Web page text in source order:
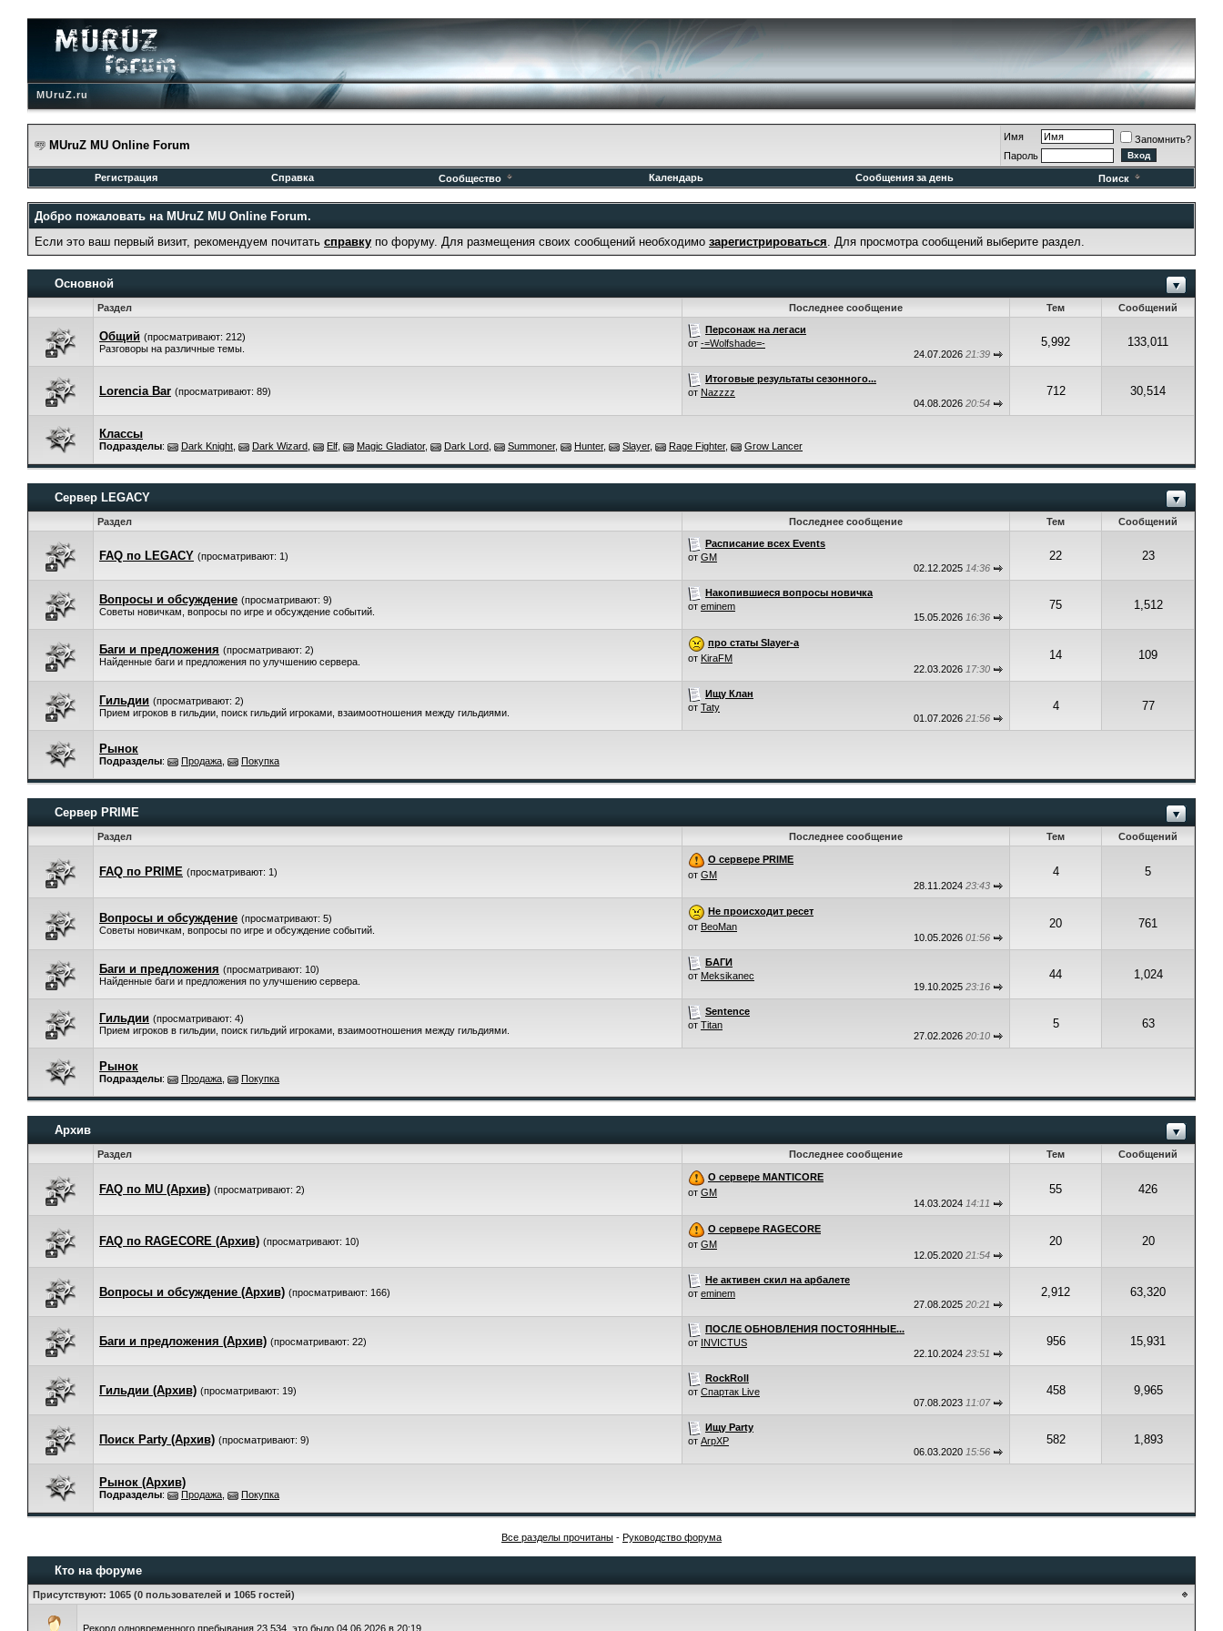
MUruZ.ru
MUruZ MU Online Forum
Имя
Запомнить?
Пароль
Регистрация
Справка Сообщество Календарь Сообщения за день Поиск
Добро пожаловать на MUruZ MU Online Forum.
Если это ваш первый визит, рекомендуем почитать справку по форуму. Для размещения своих сообщений необходимо зарегистрироваться. Для просмотра сообщений выберите раздел.
Основной
Раздел Последнее сообщение Тем Сообщений
Общий (просматривают: 212)
Разговоры на различные темы.
Персонаж на легаси
от -=Wolfshade=-
24.07.2026 21:39
5,992 133,011
Lorencia Bar (просматривают: 89)
Итоговые результаты сезонного...
от Nazzzz
04.08.2026 20:54
712 30,514
Классы
Подразделы: Dark Knight Dark Wizard Elf Magic Gladiator, Dark Lord Summoner, Hunter, Slayer, Rage Fighter, Grow Lancer
Сервер LEGACY
Раздел Последнее сообщение Тем Сообщений
FAQ по LEGACY (просматривают: 1)
Расписание всех Events
от GM
02.12.2025 14:36
22 23
Вопросы и обсуждение (просматривают: 9)
Советы новичкам, вопросы по игре и обсуждение событий.
Накопившиеся вопросы новичка
от eminem
15.05.2026 16:36
75 1,512
Баги и предложения (просматривают: 2)
Найденные баги и предложения по улучшению сервера.
про статы Slayer-a
от KiraFM
22.03.2026 17:30
14 109
Гильдии (просматривают: 2)
Прием игроков в гильдии, поиск гильдий игроками, взаимоотношения между гильдиями.
Ищу Клан
от Taty
01.07.2026 21:56
4 77
Рынок
Подразделы: Продажа Покупка
Сервер PRIME
Раздел Последнее сообщение Тем Сообщений
FAQ по PRIME (просматривают: 1)
О сервере PRIME
от GM
28.11.2024 23:43
4 5
Вопросы и обсуждение (просматривают: 5)
Советы новичкам, вопросы по игре и обсуждение событий.
Не происходит ресет
от BeoMan
10.05.2026 01:56
20 761
Баги и предложения (просматривают: 10)
Найденные баги и предложения по улучшению сервера.
БАГИ
от Meksikanec
19.10.2025 23:16
44 1,024
Гильдии (просматривают: 4)
Прием игроков в гильдии, поиск гильдий игроками, взаимоотношения между гильдиями.
Sentence
от Titan
27.02.2026 20:10
5 63
Рынок
Подразделы: Продажа Покупка
Архив
Раздел Последнее сообщение Тем Сообщений
FAQ по MU (Архив) (просматривают: 2)
О сервере MANTICORE
от GM
14.03.2024 14:11
55 426
FAQ по RAGECORE (Архив) (просматривают: 10)
О сервере RAGECORE
от GM
12.05.2020 21:54
20 20
Вопросы и обсуждение (Архив) (просматривают: 166)
Не активен скил на арбалете
от eminem
27.08.2025 20:21
2,912 63,320
Баги и предложения (Архив) (просматривают: 22)
ПОСЛЕ ОБНОВЛЕНИЯ ПОСТОЯННЫЕ...
от INVICTUS
22.10.2024 23:51
956 15,931
Гильдии (Архив) (просматривают: 19)
RockRoll
от Спартак Live
07.08.2023 11:07
458 9,965
Поиск Party (Архив) (просматривают: 9)
Ищу Party
от ArpXP
06.03.2020 15:56
582 1,893
Рынок (Архив)
Подразделы: Продажа Покупка
Все разделы прочитаны - Руководство форума
Кто на форуме
Присутствуют: 1065 (0 пользователей и 1065 гостей)
Рекорд одновременного пребывания 23,534, это было 04.06.2026 в 20:19.